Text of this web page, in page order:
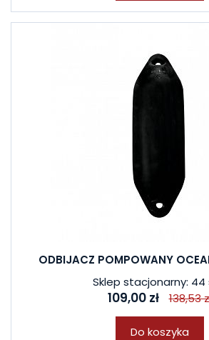
ODBIJACZ POMPOWANY
Sklep stacjonarny: 44
109,00 zł 138,53
Do koszyka